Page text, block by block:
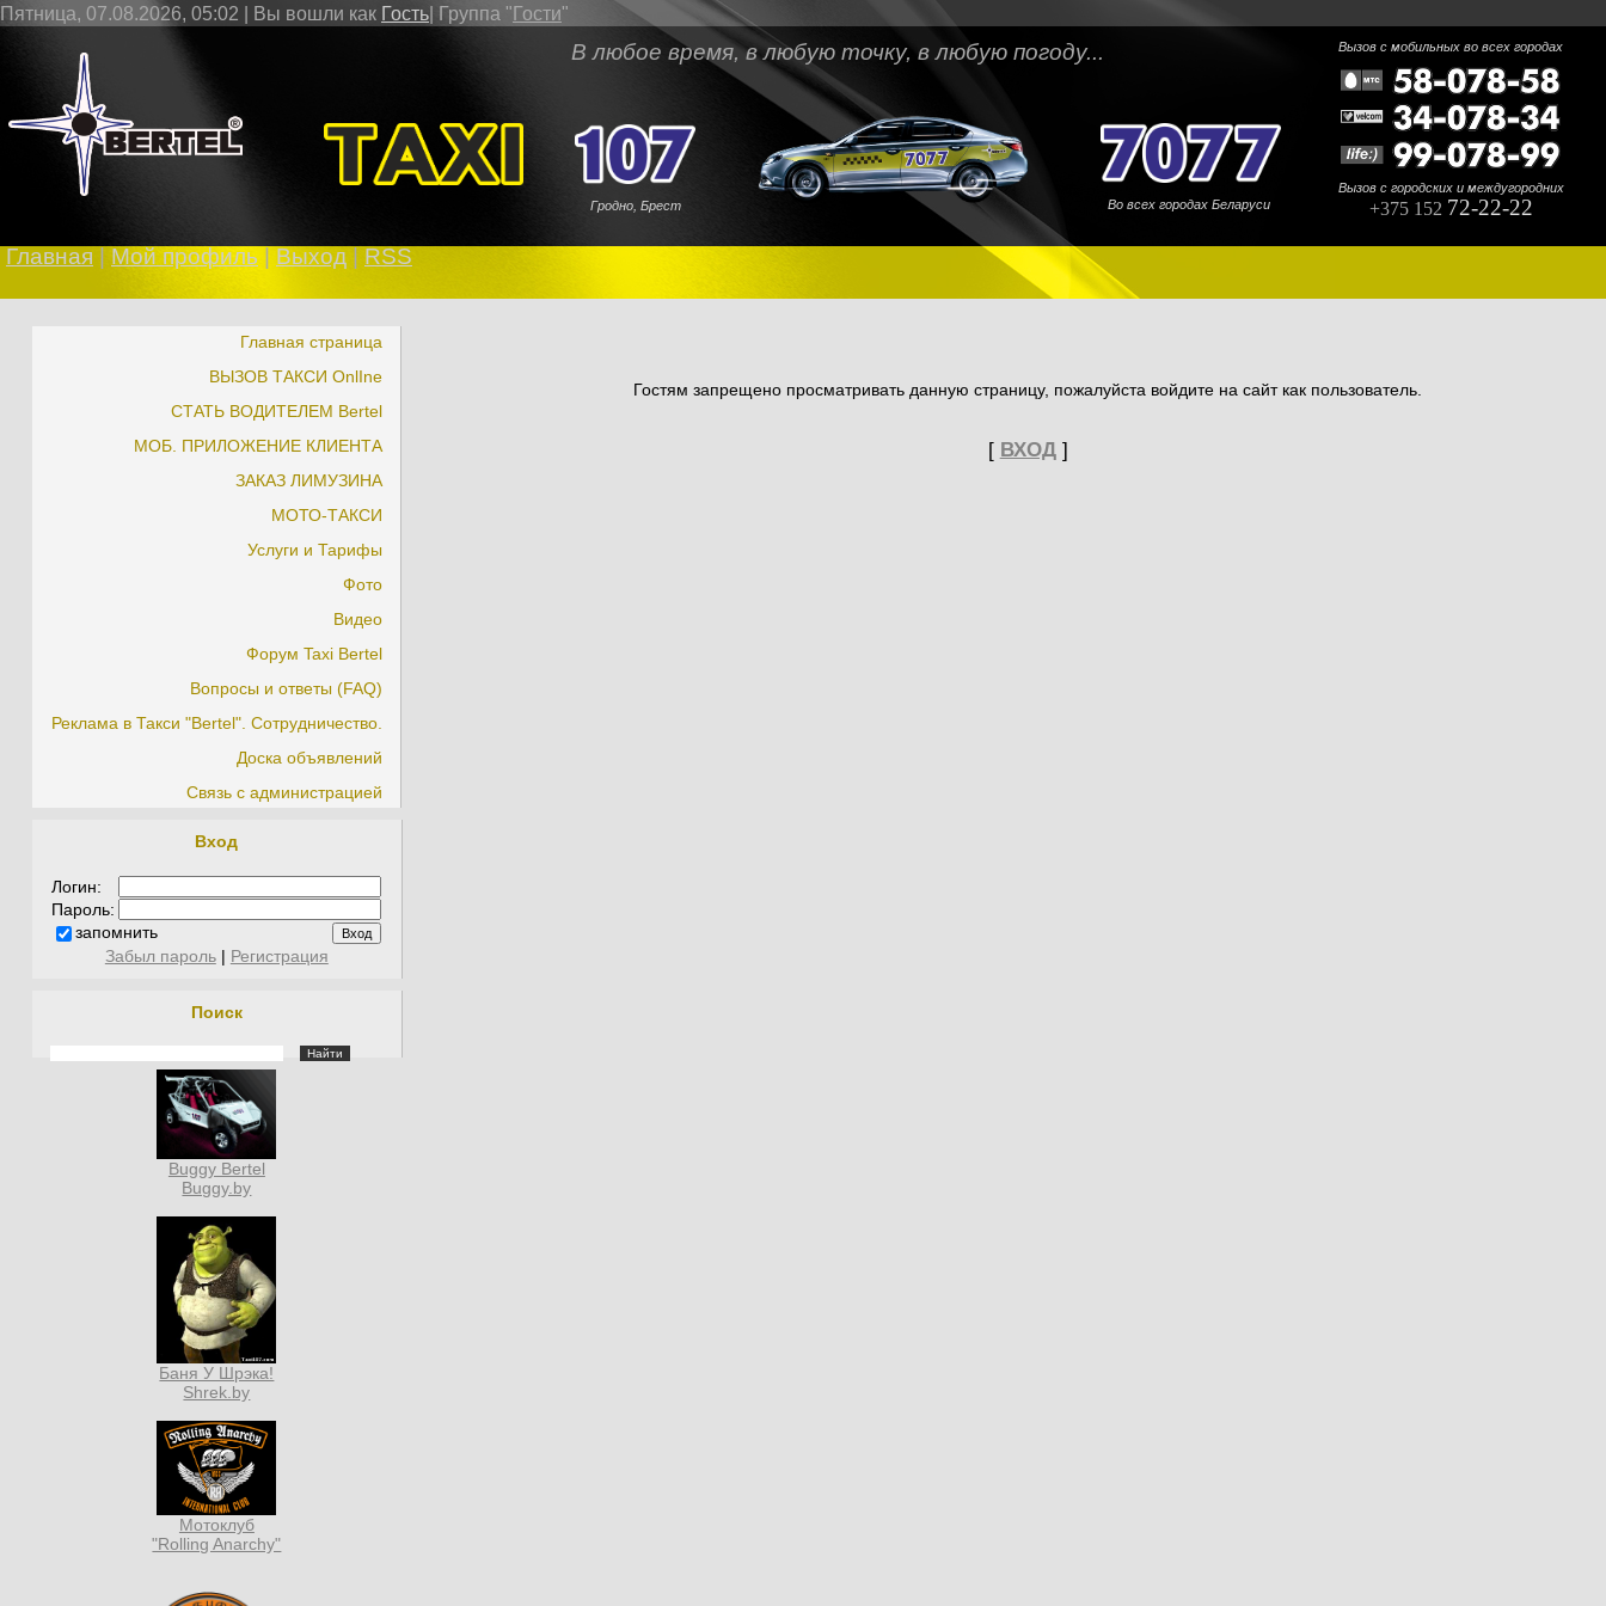
Пятница, 07.08.2026, 05:02 | Вы вошли как Гость Группа " Гости"
В любое время, в любую точку, в любую погоду... Вызов с мобильных во всех городах
Вызов с городских и междугородних
+375 152 72-22-22
Гродно, Брест Во всех городах Беларуси
Главная Мой профиль Выход RSS
Главная страница
ВЫЗОВ ТАКСИ OnlIne
СТАТЬ ВОДИТЕЛЕМ Bertel
МОБ. ПРИЛОЖЕНИЕ КЛИЕНТА
ЗАКАЗ ЛИМУЗИНА
МОТО-ТАКСИ
Услуги и Тарифы
Фото
Видео
Форум Taxi Bertel
Вопросы и ответы (FAQ)
Реклама в Такси "Bertel". Сотрудничество.
Доска объявлений
Связь с администрацией
Вход
Логин:
Пароль:
запомнить
Забыл пароль| Регистрация
Поиск
Buggy Bertel
Buggy.by
Баня У Шрэка!
Shrek.by
Мотоклуб
"Rolling Anarchy"
Гостям запрещено просматривать данную страницу, пожалуйста войдите на сайт как пользователь.
[ ВХОД]